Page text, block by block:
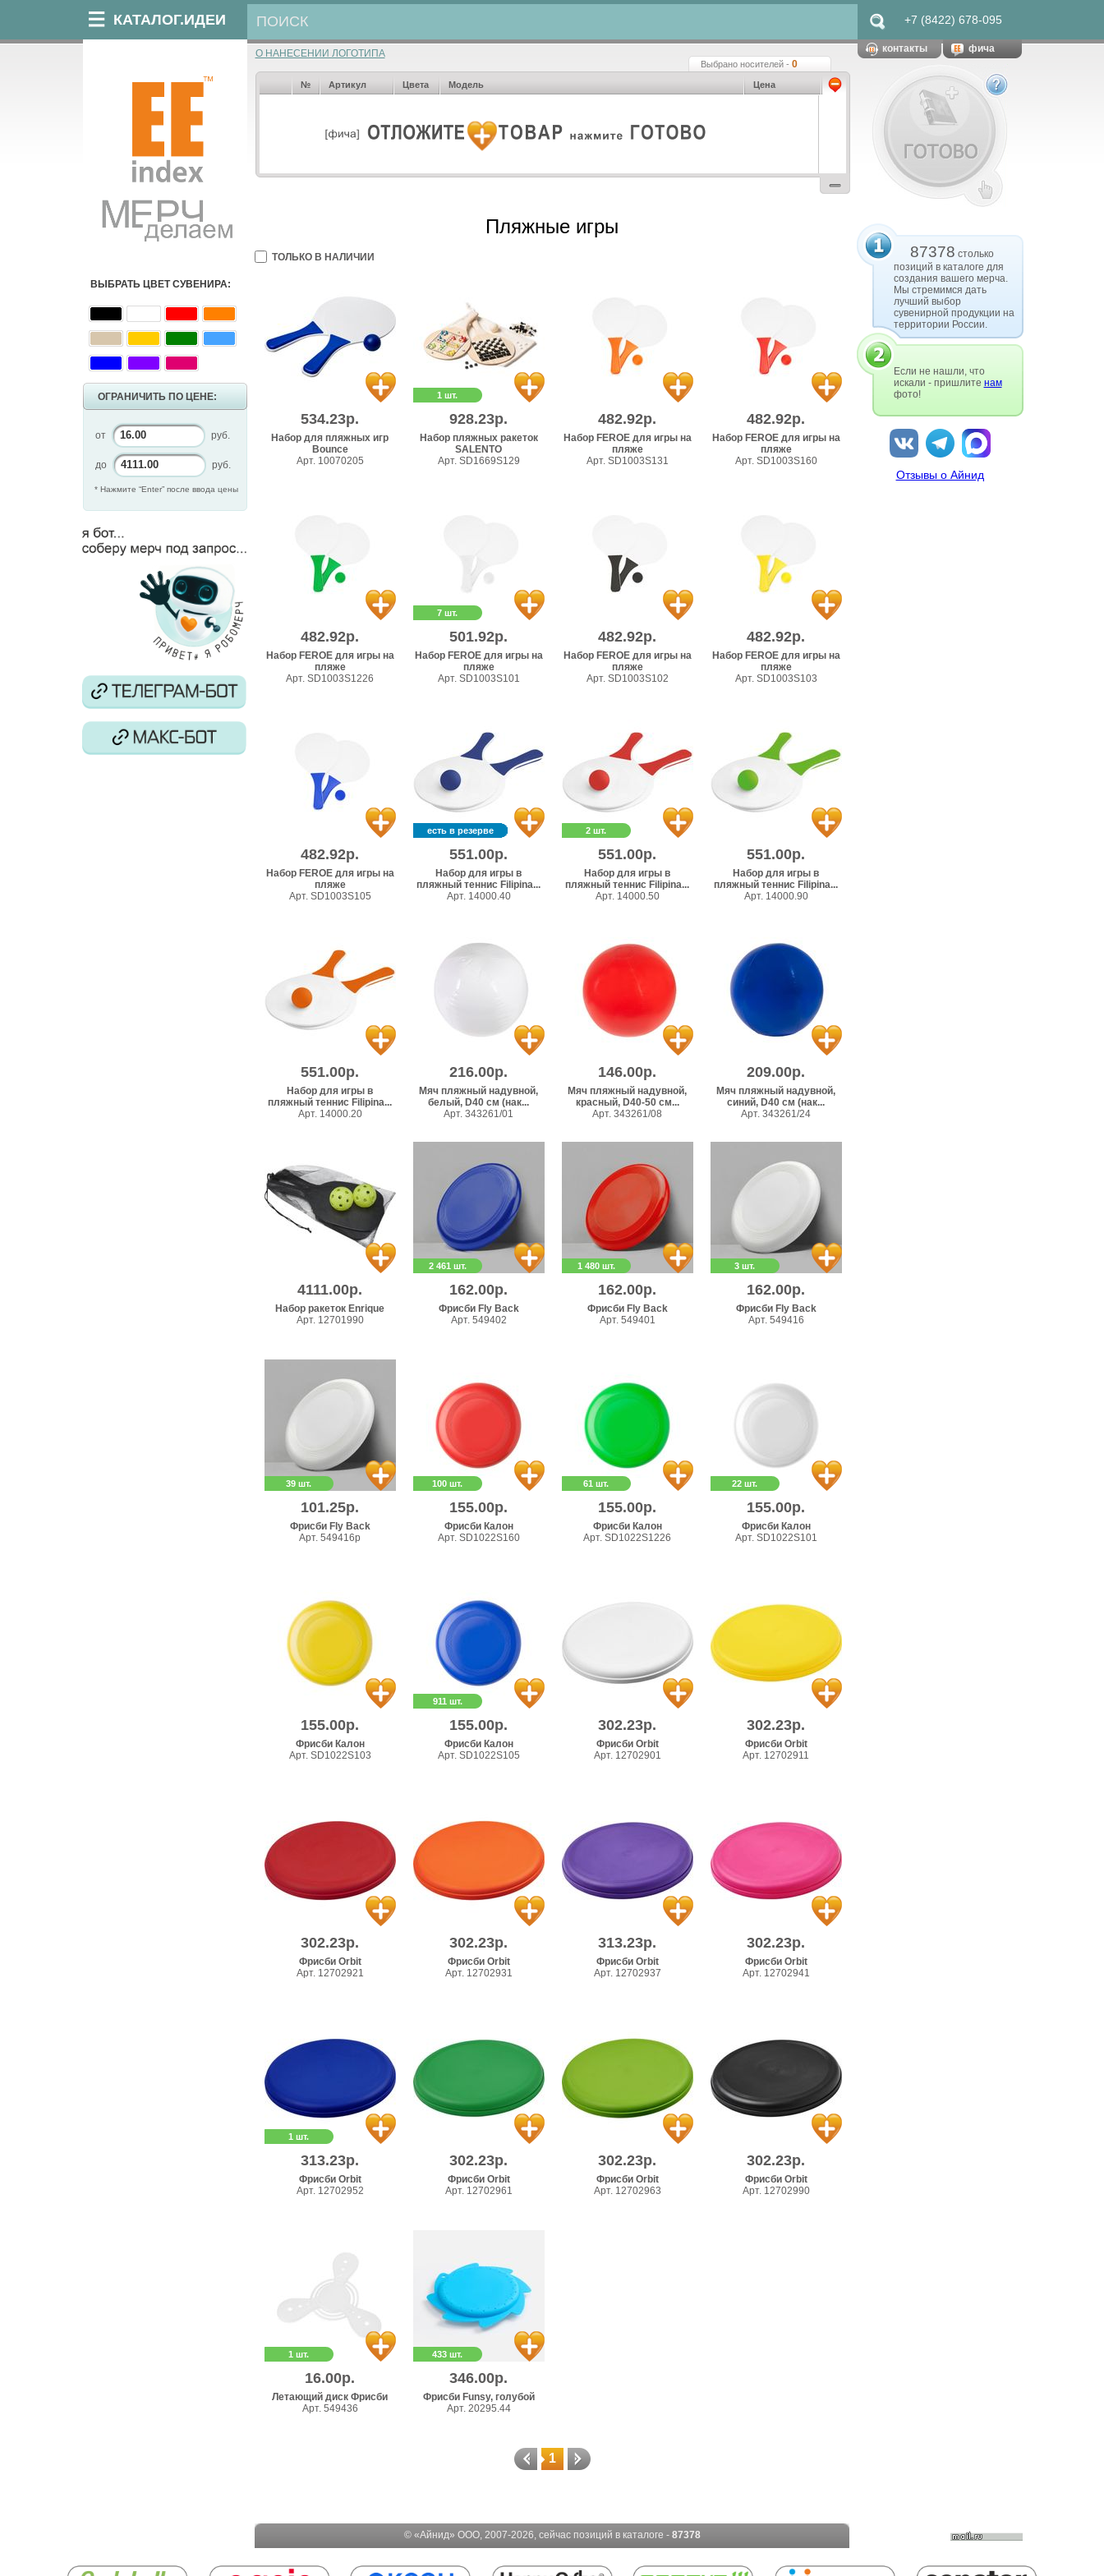
КАТАЛОГ.ИДЕИ +7 (8422) 678-095
ВЫБРАТЬ ЦВЕТ СУВЕНИРА:
ОГРАНИЧИТЬ ПО ЦЕНЕ:
от руб.
до руб.
* Нажмите “Enter” после ввода цены
О НАНЕСЕНИИ ЛОГОТИПА
Выбрано носителей - 0
№ Артикул Цвета Модель Цена
ТОЛЬКО В НАЛИЧИИ
Пляжные игры
534.23р.
Набор для пляжных игр
Bounce
Арт. 10070205
1 шт.
928.23р.
Набор пляжных ракеток
SALENTO
Арт. SD1669S129
482.92р.
Набор FEROE для игры на
пляже
Арт. SD1003S131
482.92р.
Набор FEROE для игры на
пляже
Арт. SD1003S160
482.92р.
Набор FEROE для игры на
пляже
Арт. SD1003S1226
7 шт.
501.92р.
Набор FEROE для игры на
пляже
Арт. SD1003S101
482.92р.
Набор FEROE для игры на
пляже
Арт. SD1003S102
482.92р.
Набор FEROE для игры на
пляже
Арт. SD1003S103
482.92р.
Набор FEROE для игры на
пляже
Арт. SD1003S105
есть в резерве
551.00р.
Набор для игры в
пляжный теннис Filipina...
Арт. 14000.40
2 шт.
551.00р.
Набор для игры в
пляжный теннис Filipina...
Арт. 14000.50
551.00р.
Набор для игры в
пляжный теннис Filipina...
Арт. 14000.90
551.00р.
Набор для игры в
пляжный теннис Filipina...
Арт. 14000.20
216.00р.
Мяч пляжный надувной,
белый, D40 см (нак...
Арт. 343261/01
146.00р.
Мяч пляжный надувной,
красный, D40-50 см...
Арт. 343261/08
209.00р.
Мяч пляжный надувной,
синий, D40 см (нак...
Арт. 343261/24
4111.00р.
Набор ракеток Enrique
Арт. 12701990
2 461 шт.
162.00р.
Фрисби Fly Back
Арт. 549402
1 480 шт.
162.00р.
Фрисби Fly Back
Арт. 549401
3 шт.
162.00р.
Фрисби Fly Back
Арт. 549416
39 шт.
101.25р.
Фрисби Fly Back
Арт. 549416p
100 шт.
155.00р.
Фрисби Калон
Арт. SD1022S160
61 шт.
155.00р.
Фрисби Калон
Арт. SD1022S1226
22 шт.
155.00р.
Фрисби Калон
Арт. SD1022S101
155.00р.
Фрисби Калон
Арт. SD1022S103
911 шт.
155.00р.
Фрисби Калон
Арт. SD1022S105
302.23р.
Фрисби Orbit
Арт. 12702901
302.23р.
Фрисби Orbit
Арт. 12702911
302.23р.
Фрисби Orbit
Арт. 12702921
302.23р.
Фрисби Orbit
Арт. 12702931
313.23р.
Фрисби Orbit
Арт. 12702937
302.23р.
Фрисби Orbit
Арт. 12702941
1 шт.
313.23р.
Фрисби Orbit
Арт. 12702952
302.23р.
Фрисби Orbit
Арт. 12702961
302.23р.
Фрисби Orbit
Арт. 12702963
302.23р.
Фрисби Orbit
Арт. 12702990
1 шт.
16.00р.
Летающий диск Фрисби
Арт. 549436
433 шт.
346.00р.
Фрисби Funsy, голубой
Арт. 20295.44
1
контакты фича
87378 столько
позиций в каталоге для
создания вашего мерча.
Мы стремимся дать
лучший выбор
сувенирной продукции на
территории России.
Если не нашли, что
искали - пришлите нам
фото!
Отзывы о Айнид
© «Айнид» ООО, 2007-2026, сейчас позиций в каталоге - 87378